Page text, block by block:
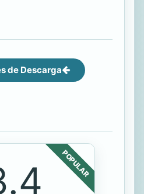
de Descarga
POPULAR